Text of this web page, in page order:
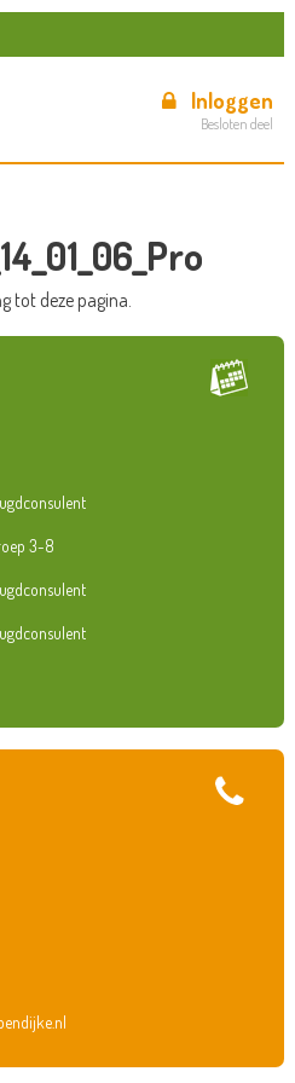
Inloggen
Besloten deel
tot deze pagina.
3-8